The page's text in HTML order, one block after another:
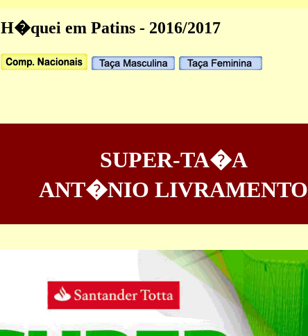
H�quei em Patins - 2016/2017
SUPER-TA�A
ANT�NIO LIVRAMENTO